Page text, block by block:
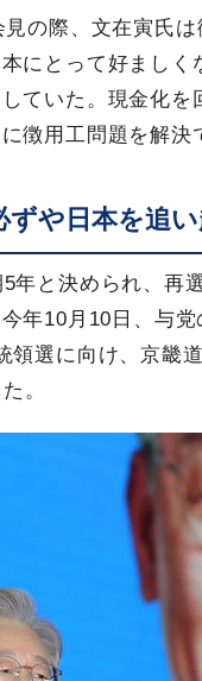
の際、文在寅氏
にとって好まし
ていた。現金化
徴用工問題を解決
ずや日本を追
年と決められ、再
年10月10日、与
領選に向け、京畿
。